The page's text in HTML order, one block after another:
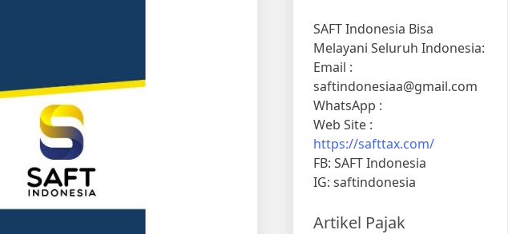
SAFT Indonesia Bisa
Melayani Seluruh Indonesia:
Email :
saftindonesiaa@gmail.com
WhatsApp :
Web Site :
https://safttax.com/
FB: SAFT Indonesia
IG: saftindonesia
Artikel Pajak